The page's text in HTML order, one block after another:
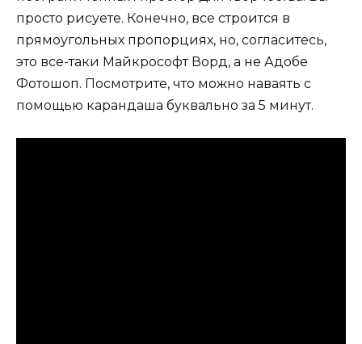
просто рисуете. Конечно, все строится в
прямоугольных пропорциях, но, согласитесь,
это все-таки Майкрософт Ворд, а не Адобе
Фотошоп. Посмотрите, что можно наваять с
помощью карандаша буквально за 5 минут.